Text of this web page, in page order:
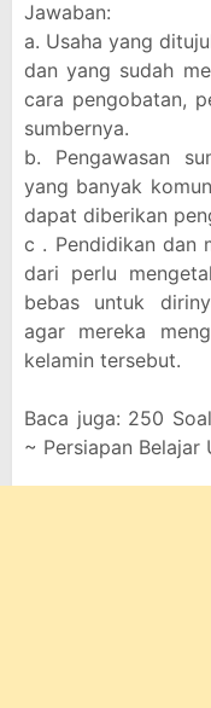
Jawaban:
a. Usaha yang
dan yang sudah
cara pengobatan,
sumbernya.
b. Pengawasan
yang banyak
dapat diberikan
c . Pendidikan dan
dari perlu
bebas untuk
agar mereka
kelamin tersebut.
Baca juga: 250
~ Persiapan Belajar